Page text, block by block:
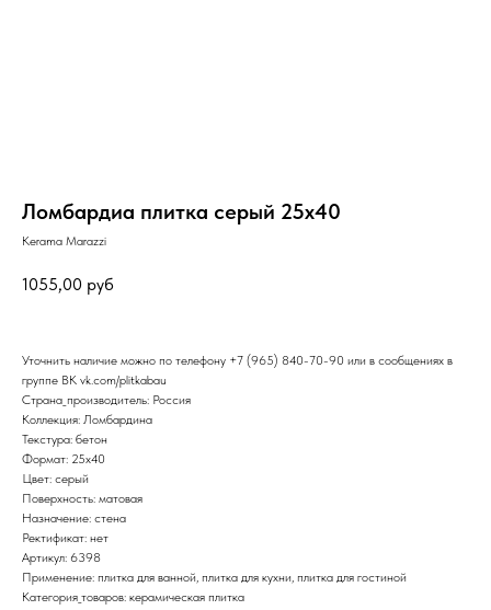
Ломбардиа плитка серый 25х40
Kerama Marazzi
1055,00 руб
Уточнить наличие можно по телефону +7 (965) 840-70-90 или в сообщениях в
группе ВК vk.com/plitkabau
Страна_производитель: Россия
Коллекция: Ломбардина
Текстура: бетон
Формат: 25x40
Цвет: серый
Поверхность: матовая
Назначение: стена
Ректификат: нет
Артикул: 6398
Применение: плитка для ванной, плитка для кухни, плитка для гостиной
Категория_товаров: керамическая плитка